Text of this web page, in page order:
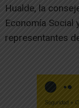
Hualde, la
Economía Social
representantes